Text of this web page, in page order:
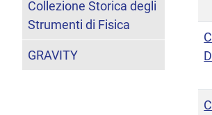
Collezione Storica degli
Strumenti di Fisica
GRAVITY